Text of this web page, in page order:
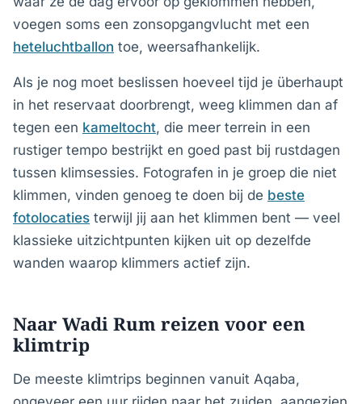
voegen soms een zonsopgangvlucht met een
heteluchtballon toe, weersafhankelijk.
Als je nog moet beslissen hoeveel tijd je überhaupt
in het reservaat doorbrengt, weeg klimmen dan af
tegen een kameltocht, die meer terrein in een
rustiger tempo bestrijkt en goed past bij rustdagen
tussen klimsessies. Fotografen in je groep die niet
klimmen, vinden genoeg te doen bij de beste
fotolocaties terwijl jij aan het klimmen bent — veel
klassieke uitzichtpunten kijken uit op dezelfde
wanden waarop klimmers actief zijn.
Naar Wadi Rum reizen voor een
klimtrip
De meeste klimtrips beginnen vanuit Aqaba,